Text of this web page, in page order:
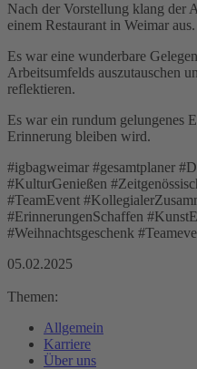
Nach der Vorstellung klang der
einem Restaurant in Weimar aus.
Es war eine wunderbare
Arbeitsumfelds auszutauschen
reflektieren.
Es war ein rundum gelungenes
Erinnerung bleiben wird.
#igbagweimar #gesamtplaner
#KulturGenießen
#TeamEvent
#ErinnerungenSchaffen
#Weihnachtsgeschenk
05.02.2025
Themen:
Allgemein
Karriere
Über uns